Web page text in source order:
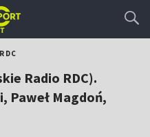
Radio RDC).
Paweł Magdoń,